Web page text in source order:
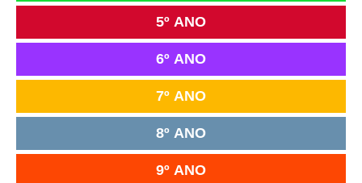
5º ANO
6º ANO
7º ANO
8º ANO
9º ANO